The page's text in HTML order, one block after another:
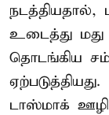
உடைத்து மது
தொடங்கிய
ஏற்படுத்தியது.
டாஸ்மாக்